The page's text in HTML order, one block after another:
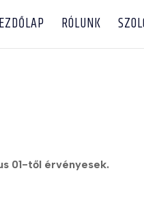
RÓLUNK
01-től érvényesek.